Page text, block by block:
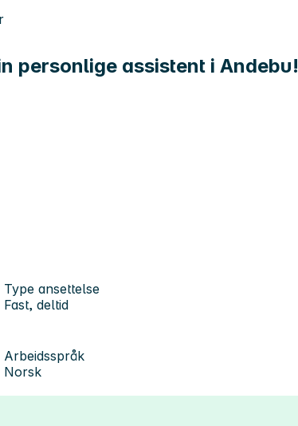
personlige assistent i Andebu!
Type ansettelse
Fast, deltid
Arbeidsspråk
Norsk